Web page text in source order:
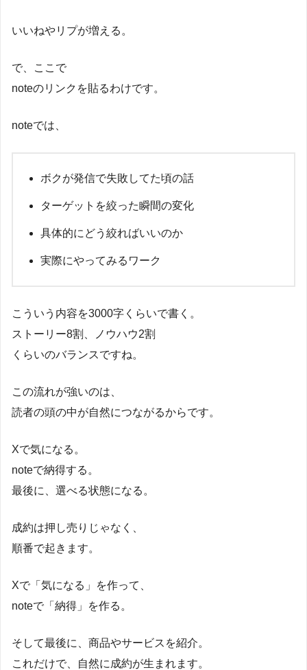
いいねやリプが増える。
で、ここで
noteのリンクを貼るわけです。
noteでは、
ボクが発信で失敗してた頃の話
ターゲットを絞った瞬間の変化
具体的にどう絞ればいいのか
実際にやってみるワーク
こういう内容を3000字くらいで書く。
ストーリー8割、ノウハウ2割
くらいのバランスですね。
この流れが強いのは、
読者の頭の中が自然につながるからです。
Xで気になる。
noteで納得する。
最後に、選べる状態になる。
成約は押し売りじゃなく、
順番で起きます。
Xで「気になる」を作って、
noteで「納得」を作る。
そして最後に、商品やサービスを紹介。
これだけで、自然に成約が生まれます。